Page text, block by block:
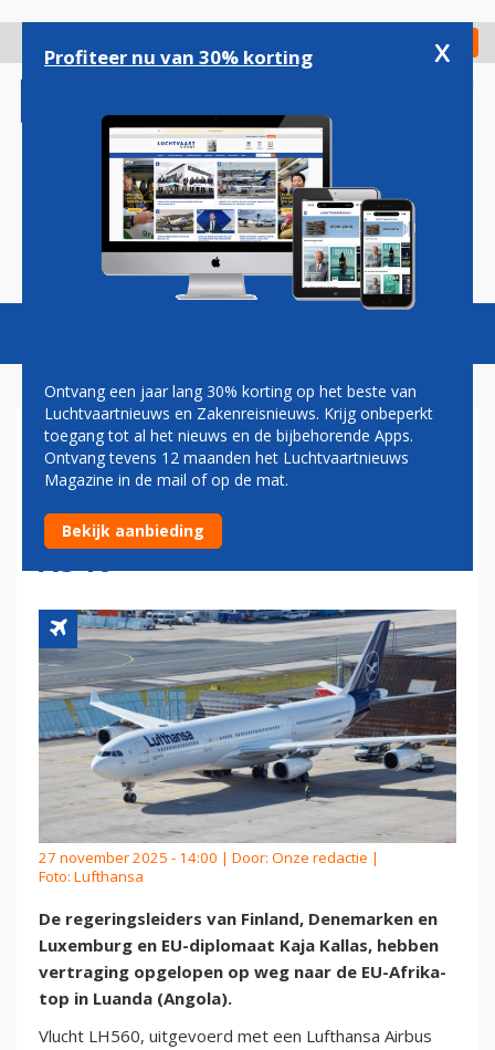
gaan
Check in
Magazine Podcasts Vacatures
TWEE EU-REGERINGSLEIDERS
BLAZEN TOP AF NA FORSE
VERTRAGING LUFTHANSA
A340
27 november 2025 - 14:00 | Door: Onze redactie |
Foto: Lufthansa
De regeringsleiders van Finland, Denemarken en
Luxemburg en EU-diplomaat Kaja Kallas, hebben
vertraging opgelopen op weg naar de EU-Afrika-
top in Luanda (Angola).
Vlucht LH560, uitgevoerd met een Lufthansa Airbus
Profiteer nu van 30% korting x
Ontvang een jaar lang 30% korting op het beste van
Luchtvaartnieuws en Zakenreisnieuws. Krijg onbeperkt
toegang tot al het nieuws en de bijbehorende Apps.
Ontvang tevens 12 maanden het Luchtvaartnieuws
Magazine in de mail of op de mat.
Bekijk aanbieding